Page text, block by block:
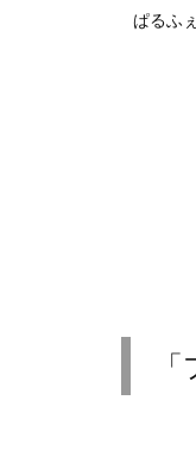
ぱるふ